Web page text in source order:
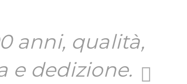
anni, qualità,
e dedizione.